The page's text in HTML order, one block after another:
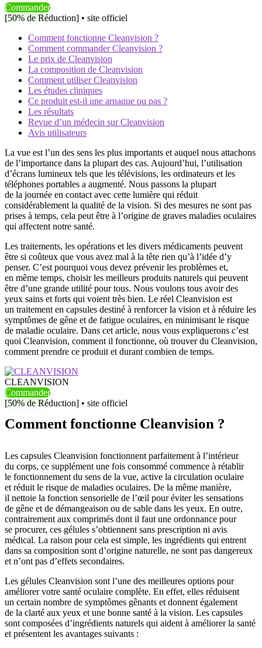
Commander
[50% de Réduction] • site officiel
Comment fonctionne Cleanvision ?
Comment commander Cleanvision ?
Le prix de Cleanvision
La composition de Cleanvision
Comment utiliser Cleanvision
Les études cliniques
Ce produit est-il une arnaque ou pas ?
Les résultats
Revue d’un médecin sur Cleanvision
Avis utilisateurs
La vue est l’un des sens les plus importants et auquel nous attachons
de l’importance dans la plupart des cas. Aujourd’hui, l’utilisation
d’écrans lumineux tels que les télévisions, les ordinateurs et les
téléphones portables a augmenté. Nous passons la plupart
de la journée en contact avec cette lumière qui réduit
considérablement la qualité de la vision. Si des mesures ne sont pas
prises à temps, cela peut être à l’origine de graves maladies oculaires
qui affectent notre santé.
Les traitements, les opérations et les divers médicaments peuvent
être si coûteux que vous avez mal à la tête rien qu’à l’idée d’y
penser. C’est pourquoi vous devez prévenir les problèmes et,
en même temps, choisir les meilleurs produits naturels qui peuvent
être d’une grande utilité pour tous. Nous voulons tous avoir des
yeux sains et forts qui voient très bien. Le réel Cleanvision est
un traitement en capsules destiné à renforcer la vision et à réduire les
symptômes de gêne et de fatigue oculaires, en minimisant le risque
de maladie oculaire. Dans cet article, nous vous expliquerons c’est
quoi Cleanvision, comment il fonctionne, où trouver du Cleanvision,
comment prendre ce produit et durant combien de temps.
CLEANVISION
Commander
[50% de Réduction] • site officiel
Comment fonctionne Cleanvision ?
Les capsules Cleanvision fonctionnent parfaitement à l’intérieur
du corps, ce supplément une fois consommé commence à rétablir
le fonctionnement du sens de la vue, active la circulation oculaire
et réduit le risque de maladies oculaires. De la même manière,
il nettoie la fonction sensorielle de l’œil pour éviter les sensations
de gêne et de démangeaison ou de sable dans les yeux. En outre,
contrairement aux comprimés dont il faut une ordonnance pour
se procurer, ces gélules s’obtiennent sans prescription ni avis
médical. La raison pour cela est simple, les ingrédients qui entrent
dans sa composition sont d’origine naturelle, ne sont pas dangereux
et n’ont pas d’effets secondaires.
Les gélules Cleanvision sont l’une des meilleures options pour
améliorer votre santé oculaire complète. En effet, elles réduisent
un certain nombre de symptômes gênants et donnent également
de la clarté aux yeux et une bonne santé à la vision. Les capsules
sont composées d’ingrédients naturels qui aident à améliorer la santé
et présentent les avantages suivants :